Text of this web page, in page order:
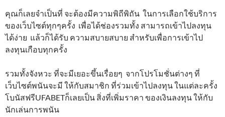
คุณก็เลยจำเป็นที่ จะต้องมีความพิถีพิถัน ในการเลือกใช้บริการ
ของเว็บไซต์ทุกๆครั้ง เพื่อได้ช่องรวมทั้ง สามารถเข้าไปลงทุน
ได้ง่าย แล้วก็ได้รับ ความสบายสบาย สำหรับเพื่อการเข้าไป
ลงทุนเกือบทุกครั้ง
รวมทั้งจังหวะ ที่จะมีเยอะขึ้นเรื่อยๆ จากโปรโมชั่นต่างๆ ที่
เว็บไซต์พนันจะมี ให้กับสมาชิก ที่ร่วมเข้าไปลงทุน ในแต่ละครั้ง
โบนัสฟรีUFABETก็เลยเป็น สิ่งที่เพิ่มราคา ของเงินลงทุน ให้กับ
นักเล่นการพนัน